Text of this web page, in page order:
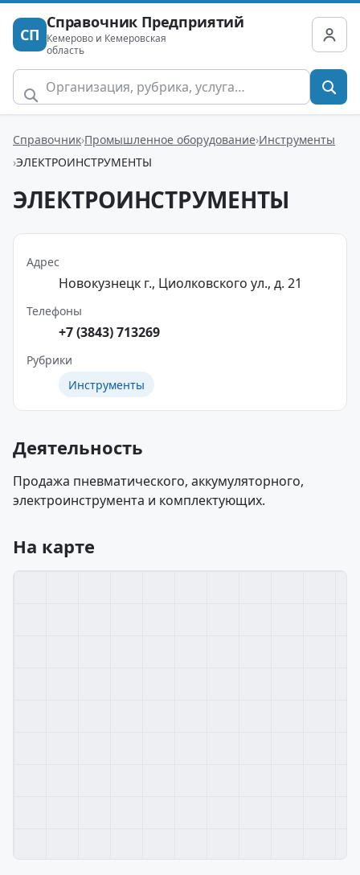
СП
Справочник Предприятий
Кемерово и Кемеровская
область
Справочник Промышленное оборудование Инструменты
ЭЛЕКТРОИНСТРУМЕНТЫ
ЭЛЕКТРОИНСТРУМЕНТЫ
Адрес
Новокузнецк г., Циолковского ул., д. 21
Телефоны
+7 (3843) 713269
Рубрики
Инструменты
Деятельность
Продажа пневматического, аккумуляторного,
электроинструмента и комплектующих.
На карте